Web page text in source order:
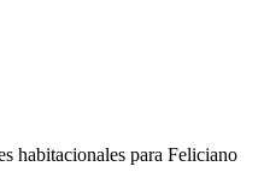
habitacionales para Feliciano